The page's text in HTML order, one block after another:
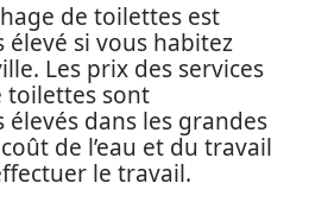
de toilettes est
si vous habitez
Les prix des services
toilettes sont
dans les grandes
de l’eau et du travail
le travail.